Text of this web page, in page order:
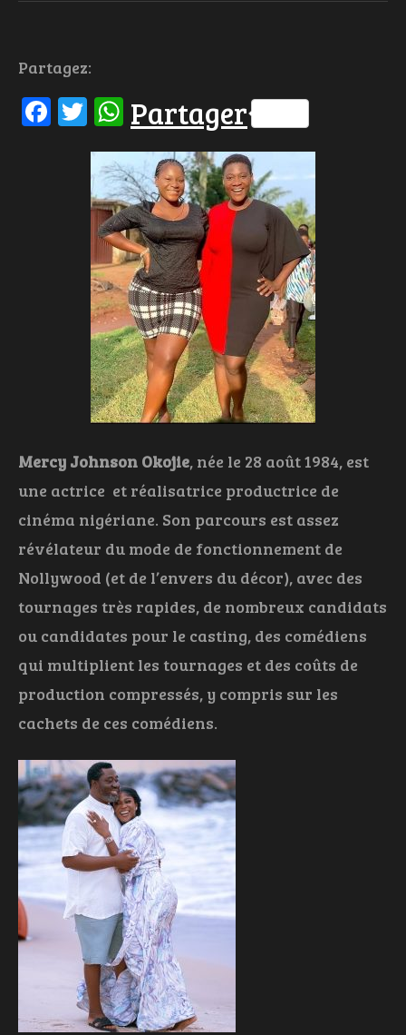
Partagez:
Facebook
Twitter
WhatsApp
Partager
Mercy Johnson Okojie, née le 28 août 1984, est
une actrice et réalisatrice productrice de
cinéma nigériane. Son parcours est assez
révélateur du mode de fonctionnement de
Nollywood (et de l’envers du décor), avec des
tournages très rapides, de nombreux candidats
ou candidates pour le casting, des comédiens
qui multiplient les tournages et des coûts de
production compressés, y compris sur les
cachets de ces comédiens.